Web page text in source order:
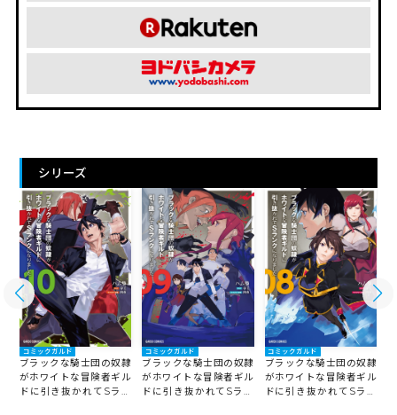
シリーズ
コミックガルド
ブラックな騎士団の奴隷
がホワイトな冒険者ギル
ドに引き抜かれてSラン
コミックガルド
ブラックな騎士団の奴隷
がホワイトな冒険者ギル
ドに引き抜かれてSラン
コミックガルド
ブラックな騎士団の奴隷
がホワイトな冒険者ギル
ドに引き抜かれてSラン